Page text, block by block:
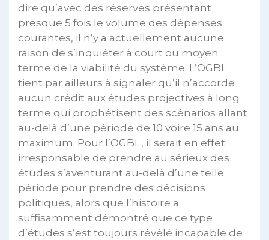
dire qu’avec des réserves présentant
presque 5 fois le volume des dépenses
courantes, il n’y a actuellement aucune
raison de s’inquiéter à court ou moyen
terme de la viabilité du système. L’OGBL
tient par ailleurs à signaler qu’il n’accorde
aucun crédit aux études projectives à long
terme qui prophétisent des scénarios allant
au-delà d’une période de 10 voire 15 ans au
maximum. Pour l’OGBL, il serait en effet
irresponsable de prendre au sérieux des
études s’aventurant au-delà d’une telle
période pour prendre des décisions
politiques, alors que l’histoire a
suffisamment démontré que ce type
d’études s’est toujours révélé incapable de